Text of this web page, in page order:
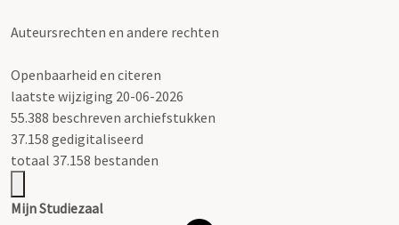
Auteursrechten en andere rechten
Openbaarheid en citeren
laatste wijziging 20-06-2026
55.388 beschreven archiefstukken
37.158 gedigitaliseerd
totaal 37.158 bestanden
Mijn Studiezaal